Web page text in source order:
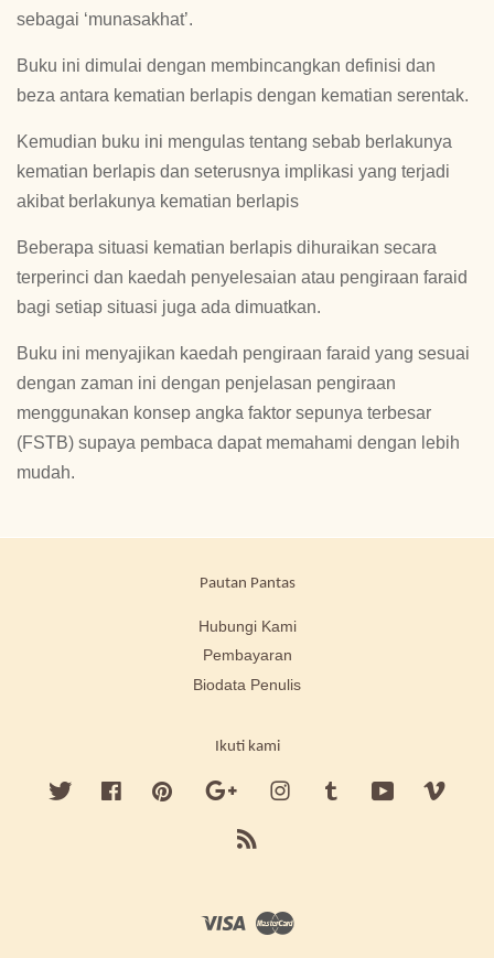
sebagai ‘munasakhat’.
Buku ini dimulai dengan membincangkan definisi dan
beza antara kematian berlapis dengan kematian serentak.
Kemudian buku ini mengulas tentang sebab berlakunya
kematian berlapis dan seterusnya implikasi yang terjadi
akibat berlakunya kematian berlapis
Beberapa situasi kematian berlapis dihuraikan secara
terperinci dan kaedah penyelesaian atau pengiraan faraid
bagi setiap situasi juga ada dimuatkan.
Buku ini menyajikan kaedah pengiraan faraid yang sesuai
dengan zaman ini dengan penjelasan pengiraan
menggunakan konsep angka faktor sepunya terbesar
(FSTB) supaya pembaca dapat memahami dengan lebih
mudah.
Pautan Pantas
Hubungi Kami
Pembayaran
Biodata Penulis
Ikuti kami
Twitter FacebookPinterest Google InstagramTumblr YouTube
Visa Master